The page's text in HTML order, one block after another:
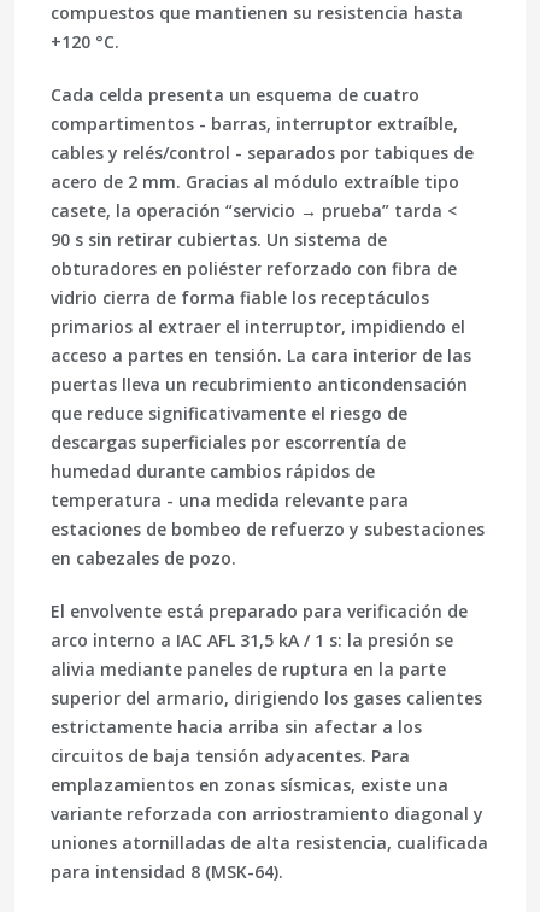
compuestos que mantienen su resistencia hasta
+120 °C.
Cada celda presenta un esquema de cuatro
compartimentos - barras, interruptor extraíble,
cables y relés/control - separados por tabiques de
acero de 2 mm. Gracias al módulo extraíble tipo
casete, la operación “servicio → prueba” tarda <
90 s sin retirar cubiertas. Un sistema de
obturadores en poliéster reforzado con fibra de
vidrio cierra de forma fiable los receptáculos
primarios al extraer el interruptor, impidiendo el
acceso a partes en tensión. La cara interior de las
puertas lleva un recubrimiento anticondensación
que reduce significativamente el riesgo de
descargas superficiales por escorrentía de
humedad durante cambios rápidos de
temperatura - una medida relevante para
estaciones de bombeo de refuerzo y subestaciones
en cabezales de pozo.
El envolvente está preparado para verificación de
arco interno a IAC AFL 31,5 kA / 1 s: la presión se
alivia mediante paneles de ruptura en la parte
superior del armario, dirigiendo los gases calientes
estrictamente hacia arriba sin afectar a los
circuitos de baja tensión adyacentes. Para
emplazamientos en zonas sísmicas, existe una
variante reforzada con arriostramiento diagonal y
uniones atornilladas de alta resistencia, cualificada
para intensidad 8 (MSK-64).